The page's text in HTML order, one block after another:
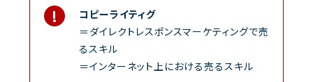
コピーライティグ
＝ダイレクトレスポンスマーケティングで売
るスキル
＝インターネット上における売るスキル